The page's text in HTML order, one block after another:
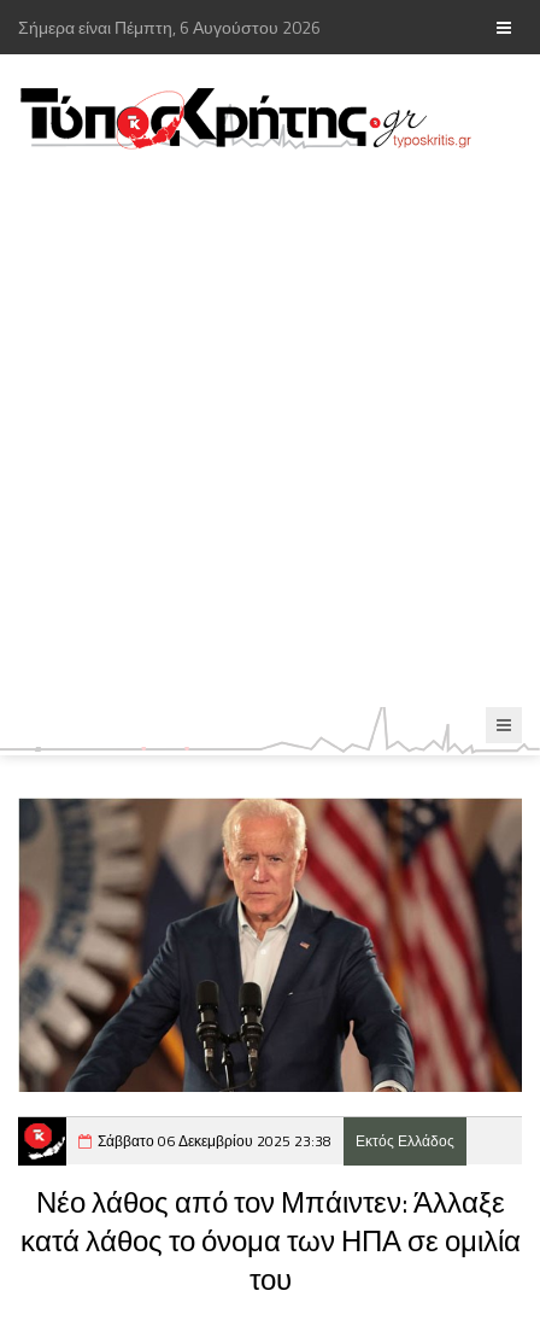
Σήμερα είναι Πέμπτη, 6 Αυγούστου 2026
Σάββατο 06 Δεκεμβρίου 2025 23:38 Εκτός Ελλάδος
Νέο λάθος από τον Μπάιντεν: Άλλαξε
κατά λάθος το όνομα των ΗΠΑ σε ομιλία
του